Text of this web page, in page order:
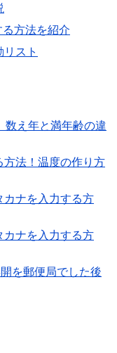
方法を紹介
スト
え年と満年齢の違
方法！温度の作り方
ナを入力する方
ナを入力する方
を郵便局でした後